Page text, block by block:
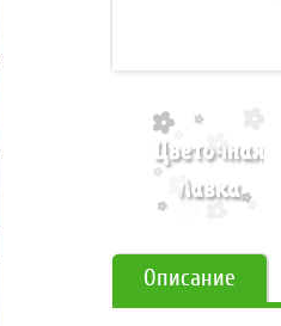
Описание